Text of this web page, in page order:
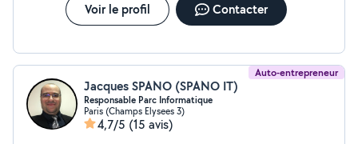
Voir le profil Contacter
Auto-entrepreneur
Jacques SPANO (SPANO IT)
Responsable Parc Informatique
Paris (Champs Elysees 3)
4,7/5 (15 avis)